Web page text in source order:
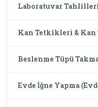
Laboratuvar
Kan Tetkikleri &
Beslenme Tüpü
Evde İğne Yapma